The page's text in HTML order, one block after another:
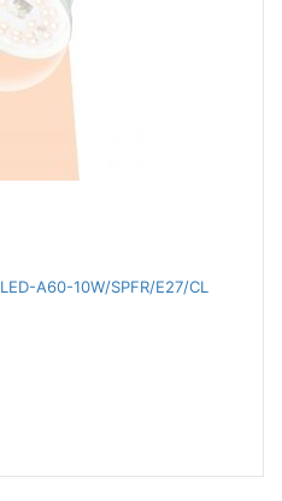
A60-10W/SPFR/E27/CL